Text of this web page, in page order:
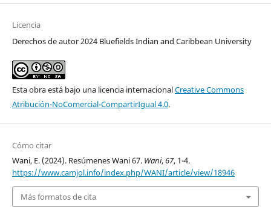
Licencia
Derechos de autor 2024 Bluefields Indian and Caribbean University
Esta obra está bajo una licencia internacionalCreative Commons
Atribución-NoComercial-CompartirIgual 4.0.
Cómo citar
Wani, E. (2024). Resúmenes Wani 67. Wani,67, 1-4.
https://www.camjol.info/index.php/WANI/article/view/18946
Más formatos de cita